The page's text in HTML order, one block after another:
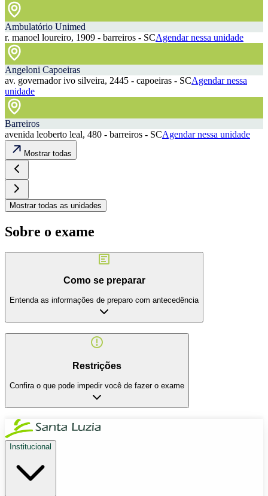
Ambulatório Unimed
r. manoel loureiro, 1909 - barreiros - SCAgendar nessa unidade
Angeloni Capoeiras
av. governador ivo silveira, 2445 - capoeiras - SCAgendar nessa
unidade
Barreiros
avenida leoberto leal, 480 - barreiros - SCAgendar nessa unidade
Mostrar todas
Mostrar todas as unidades
Sobre o exame
Como se preparar
Entenda as informações de preparo com antecedência
Restrições
Confira o que pode impedir você de fazer o exame
Institucional